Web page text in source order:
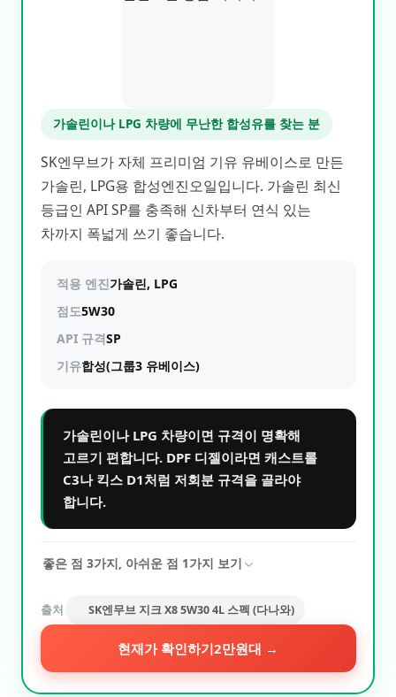
가솔린이나 LPG 차량에 무난한 합성유를 찾는 분
SK엔무브가 자체 프리미엄 기유 유베이스로 만든
가솔린, LPG용 합성엔진오일입니다. 가솔린 최신
등급인 API SP를 충족해 신차부터 연식 있는
차까지 폭넓게 쓰기 좋습니다.
적용 엔진가솔린, LPG
점도5W30
API 규격SP
기유합성(그룹3 유베이스)
가솔린이나 LPG 차량이면 규격이 명확해
고르기 편합니다. DPF 디젤이라면 캐스트롤
C3나 킥스 D1처럼 저회분 규격을 골라야
합니다.
좋은 점 3가지, 아쉬운 점 1가지 보기
출처 SK엔무브 지크 X8 5W30 4L 스펙 (다나와)
현재가 확인하기2만원대 →